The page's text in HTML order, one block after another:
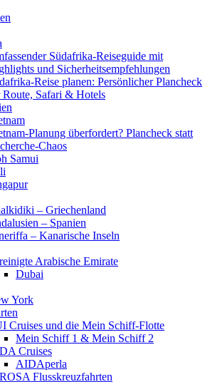
Südafrika-Reiseguide mit
und Sicherheitsempfehlungen
Reise planen: Persönlicher Plancheck
Route, Safari & Hotels
Planung überfordert? Plancheck statt
Chaos
Samui
– Griechenland
– Spanien
– Kanarische Inseln
Arabische Emirate
Dubai
York
Cruises und die Mein Schiff-Flotte
Mein Schiff 1 & Mein Schiff 2
Cruises
AIDAperla
Flusskreuzfahrten